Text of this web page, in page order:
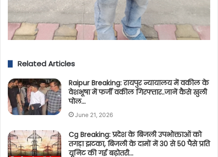
Related Articles
Raipur Breaking: रायपुर न्यायालय में वकील के
वेशभूषा में फर्जी वकील गिरफ्तार..जानें कैसे खुली
पोल…
June 21, 2026
Cg Breaking: प्रदेश के बिजली उपभोक्ताओं को
तगड़ा झटका, बिजली के दामों में 30 से 50 पैसे प्रति
यूनिट की गई बढ़ोतरी…